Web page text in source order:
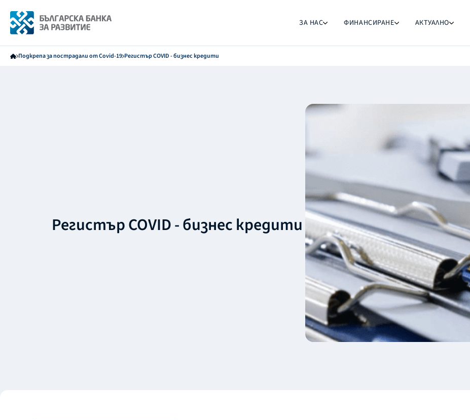
ЗА НАС ФИНАНСИРАНЕ АКТУАЛНО
Подкрепа за пострадали от Covid-19 Регистър COVID - бизнес кредити
Регистър COVID - бизнес кредити